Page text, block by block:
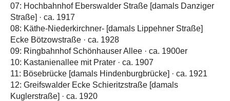
07: Hochbahnhof Eberswalder Straße [damals Danziger
Straße] · ca. 1917
08: Käthe-Niederkirchner- [damals Lippehner Straße]
Ecke Bötzowstraße · ca. 1928
09: Ringbahnhof Schönhauser Allee · ca. 1900er
10: Kastanienallee mit Prater · ca. 1907
11: Bösebrücke [damals Hindenburgbrücke] · ca. 1921
12: Greifswalder Ecke Schieritzstraße [damals
Kuglerstraße] · ca. 1920